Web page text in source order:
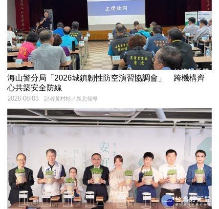
海山警分局「2026城鎮韌性防空演習協調會」 跨機構齊
心共築安全防線
記者黃村杉／新北報導
2026-08-03